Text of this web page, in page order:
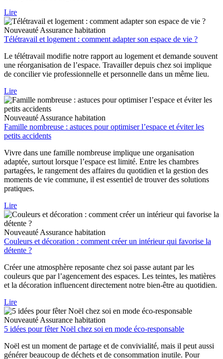
Lire
Nouveauté Assurance habitation
Télétravail et logement : comment adapter son espace de vie ?
Le télétravail modifie notre rapport au logement et demande souvent
une réorganisation de l’espace. Travailler depuis chez soi implique
de concilier vie professionnelle et personnelle dans un même lieu.
Lire
Nouveauté Assurance habitation
Famille nombreuse : astuces pour optimiser l’espace et éviter les
petits accidents
Vivre dans une famille nombreuse implique une organisation
adaptée, surtout lorsque l’espace est limité. Entre les chambres
partagées, le rangement des affaires du quotidien et la gestion des
moments de vie commune, il est essentiel de trouver des solutions
pratiques.
Lire
Nouveauté Assurance habitation
Couleurs et décoration : comment créer un intérieur qui favorise la
détente ?
Créer une atmosphère reposante chez soi passe autant par les
couleurs que par l’agencement des espaces. Les teintes, les matières
et la décoration influencent directement notre bien-être au quotidien.
Lire
Nouveauté Assurance habitation
5 idées pour fêter Noël chez soi en mode éco-responsable
Noël est un moment de partage et de convivialité, mais il peut aussi
générer beaucoup de déchets et de consommation inutile. Pour